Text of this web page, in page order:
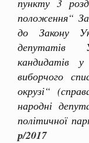
положення“
до Закону
депутатів
кандидатів
виборчого
окрузі“
народні
політичної
р/2017